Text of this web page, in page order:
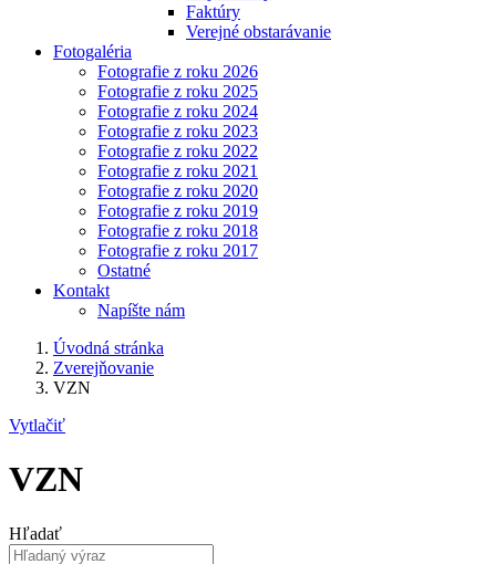
Faktúry
Verejné obstarávanie
Fotogaléria
Fotografie z roku 2026
Fotografie z roku 2025
Fotografie z roku 2024
Fotografie z roku 2023
Fotografie z roku 2022
Fotografie z roku 2021
Fotografie z roku 2020
Fotografie z roku 2019
Fotografie z roku 2018
Fotografie z roku 2017
Ostatné
Kontakt
Napíšte nám
Úvodná stránka
Zverejňovanie
VZN
Vytlačiť
VZN
Hľadať